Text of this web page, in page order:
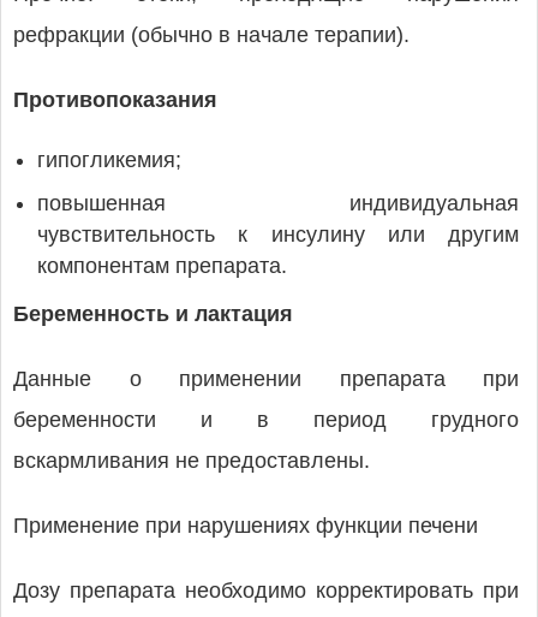
рефракции (обычно в начале терапии).
Противопоказания
гипогликемия;
повышенная индивидуальная
чувствительность к инсулину или другим
компонентам препарата.
Беременность и лактация
Данные о применении препарата при
беременности и в период грудного
вскармливания не предоставлены.
Применение при нарушениях функции печени
Дозу препарата необходимо корректировать при